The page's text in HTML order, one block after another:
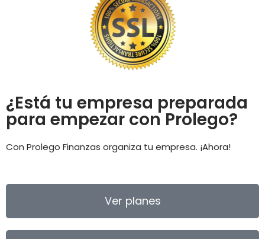
¿Está tu empresa preparada
para empezar con Prolego?
Con Prolego Finanzas organiza tu empresa. ¡Ahora!
Ver planes